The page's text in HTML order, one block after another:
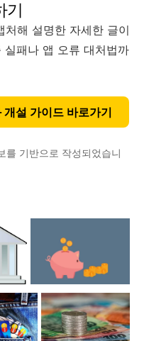
기
해 설명한 자세한 글이
실패나 앱 오류 대처법까
설 가이드 바로가기
를 기반으로 작성되었습니